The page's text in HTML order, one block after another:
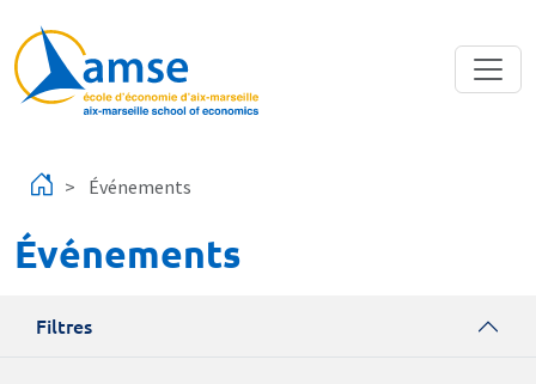
Événements
Événements
Filtres